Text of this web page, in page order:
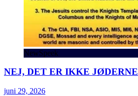
NewSpeek
NEJ, DET ER IKKE JØDERNE
juni 29, 2026